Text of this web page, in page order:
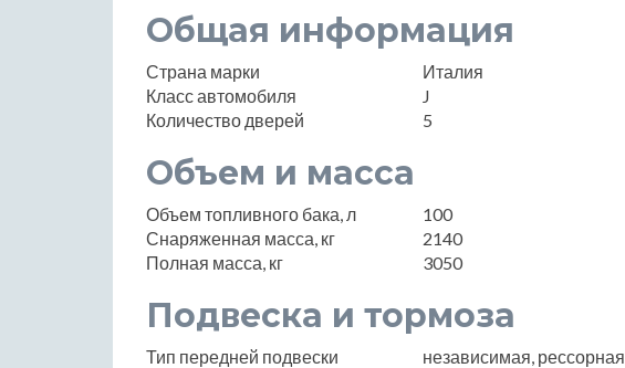
Общая информация
Страна марки
Италия
Класс автомобиля
J
Количество дверей
5
Объем и масса
Объем топливного бака, л
100
Снаряженная масса, кг
2140
Полная масса, кг
3050
Подвеска и тормоза
Тип передней подвески
независимая, рессорная